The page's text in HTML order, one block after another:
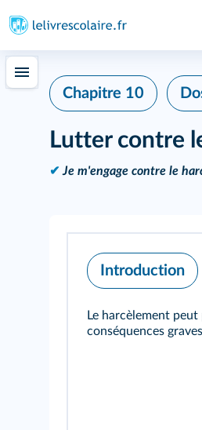
Chapitre 10
Lutter contre
✔ Je m'engage contre le
Introduction
Le harcèlement
conséquences